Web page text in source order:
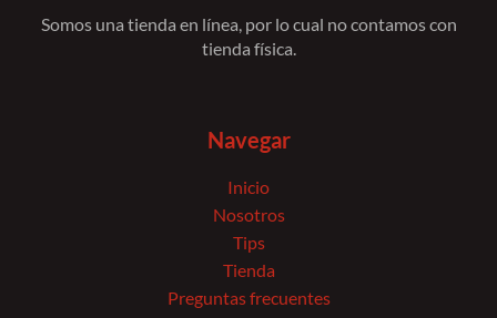
Somos una tienda en línea, por lo cual no contamos con
tienda física.
Navegar
Inicio
Nosotros
Tips
Tienda
Preguntas frecuentes